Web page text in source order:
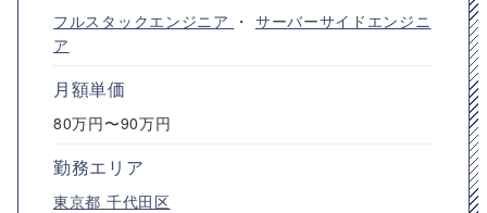
フルスタックエンジニア ・ サーバーサイドエンジニ
ア
月額単価
80万円〜90万円
勤務エリア
東京都 千代田区